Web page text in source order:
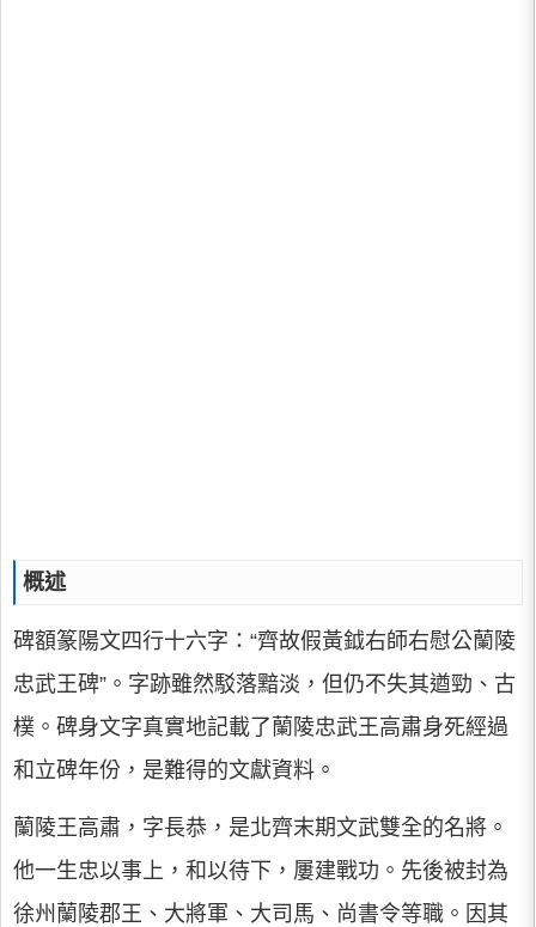
概述
碑額篆陽文四行十六字：“齊故假黃鉞右師右慰公蘭陵
忠武王碑”。字跡雖然駁落黯淡，但仍不失其遒勁、古
樸。碑身文字真實地記載了蘭陵忠武王高肅身死經過
和立碑年份，是難得的文獻資料。
蘭陵王高肅，字長恭，是北齊末期文武雙全的名將。
他一生忠以事上，和以待下，屢建戰功。先後被封為
徐州蘭陵郡王、大將軍、大司馬、尚書令等職。因其